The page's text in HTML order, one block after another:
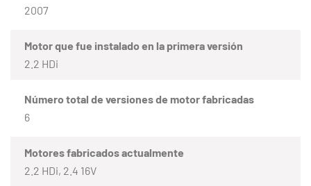
2007
Motor que fue instalado en la primera versión
2.2 HDi
Número total de versiones de motor fabricadas
6
Motores fabricados actualmente
2.2 HDi, 2.4 16V